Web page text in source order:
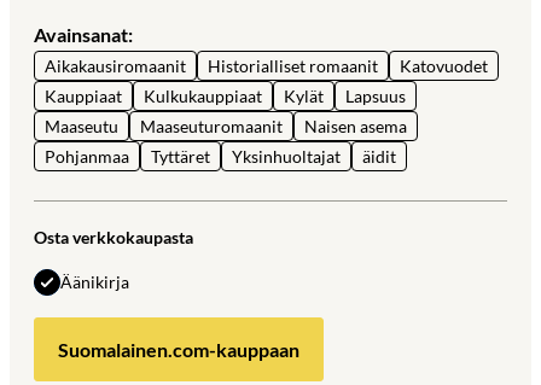
Avainsanat:
Aikakausiromaanit Historialliset romaanit
Katovuodet
Kauppiaat
Kulkukauppiaat Kylät
Lapsuus
Maaseutu
Maaseuturomaanit
Naisen asema
Pohjanmaa
Tyttäret Yksinhuoltajat äidit
Osta verkkokaupasta
Äänikirja
Suomalainen.com-kauppaan